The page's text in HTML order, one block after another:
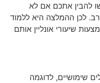
אתכם אם לא
לכן ההמלצה היא ללמוד
שיעורי אונליין אותם
לדוגמה